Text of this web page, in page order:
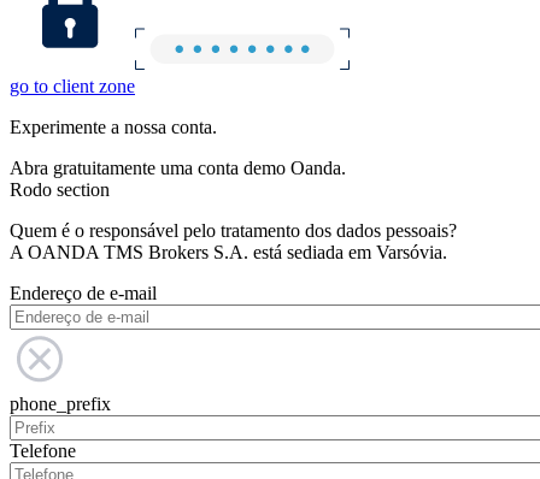
go to client zone
Experimente a nossa conta.
Abra gratuitamente uma conta demo Oanda.
Rodo section
Quem é o responsável pelo tratamento dos dados pessoais?
A OANDA TMS Brokers S.A. está sediada em Varsóvia.
Endereço de e-mail
phone_prefix
Telefone